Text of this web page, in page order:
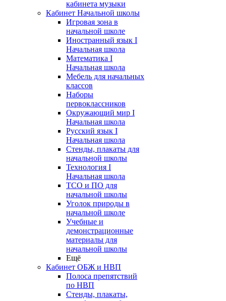
кабинета музыки
Кабинет Начальной школы
Игровая зона в
начальной школе
Иностранный язык I
Начальная школа
Математика I
Начальная школа
Мебель для начальных
классов
Наборы
первоклассников
Окружающий мир I
Начальная школа
Русский язык I
Начальная школа
Стенды, плакаты для
начальной школы
Технология I
Начальная школа
ТСО и ПО для
начальной школы
Уголок природы в
начальной школе
Учебные и
демонстрационные
материалы для
начальной школы
Ещё
Кабинет ОБЖ и НВП
Полоса препятствий
по НВП
Стенды, плакаты,